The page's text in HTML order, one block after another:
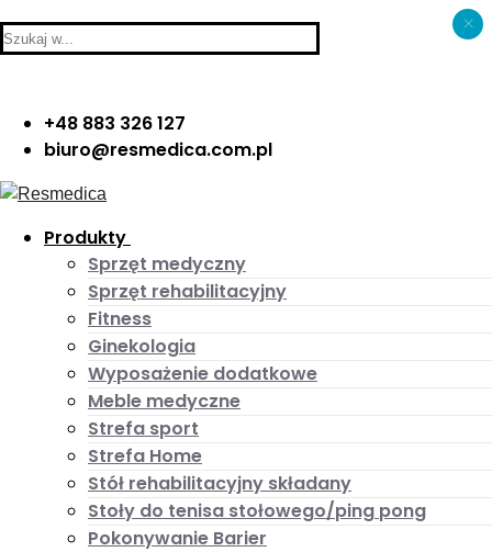
Skip
to
Menu
Close
Search
+48 883 326 127
biuro@resmedica.com.pl
Produkty
Sprzęt medyczny
Sprzęt rehabilitacyjny
Fitness
Ginekologia
Wyposażenie dodatkowe
Meble medyczne
Strefa sport
Strefa Home
Stół rehabilitacyjny składany
Stoły do tenisa stołowego/ping pong
Pokonywanie Barier
×